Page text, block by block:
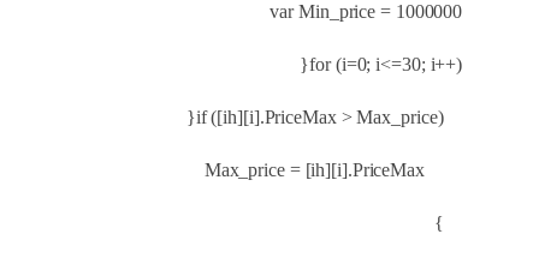
var Min_price = 1000000
for (i=0; i<=30; i++){
if ([ih][i].PriceMax > Max_price){
Max_price = [ih][i].PriceMax
}